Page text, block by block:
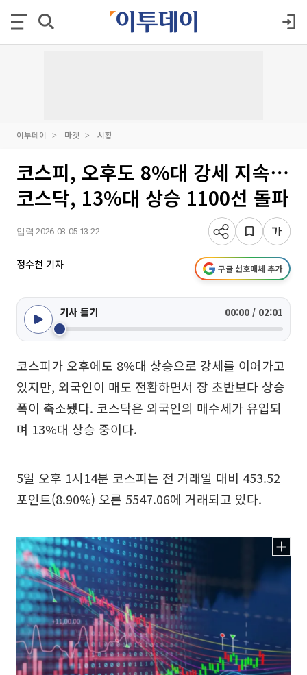
이투데이 마켓 시황
코스피, 오후도 8%대 강세 지속⋯
코스닥, 13%대 상승 1100선 돌파
입력 2026-03-05 13:22
정수천 기자 구글 선호매체 추가
기사 듣기 00:00 / 02:01
코스피가 오후에도 8%대 상승으로 강세를 이어가고
있지만, 외국인이 매도 전환하면서 장 초반보다 상승
폭이 축소됐다. 코스닥은 외국인의 매수세가 유입되
며 13%대 상승 중이다.
5일 오후 1시14분 코스피는 전 거래일 대비 453.52
포인트(8.90%) 오른 5547.06에 거래되고 있다.